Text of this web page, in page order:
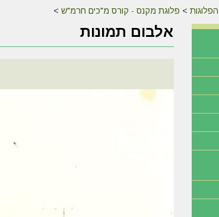
הפלוגות > פלוגת מקנס - קורס מ"כים חרמ"ש >
אלבום תמונות